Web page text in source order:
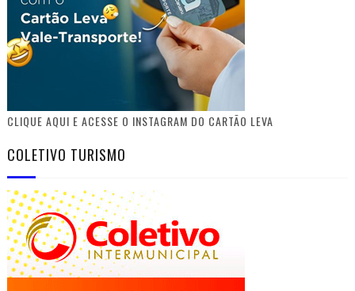
CLIQUE AQUI E ACESSE O INSTAGRAM DO CARTÃO LEVA
COLETIVO TURISMO